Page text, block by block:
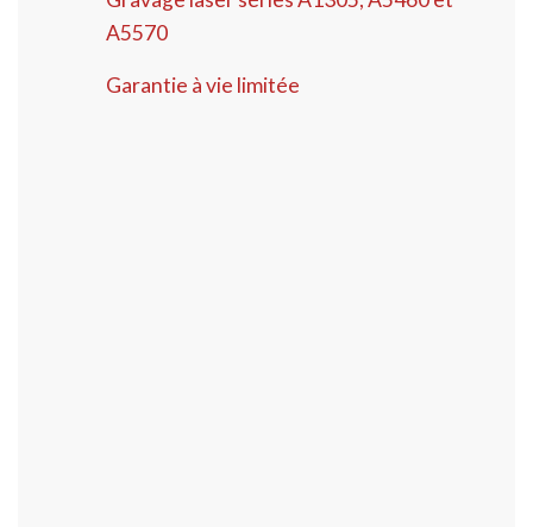
A5570
Garantie à vie limitée